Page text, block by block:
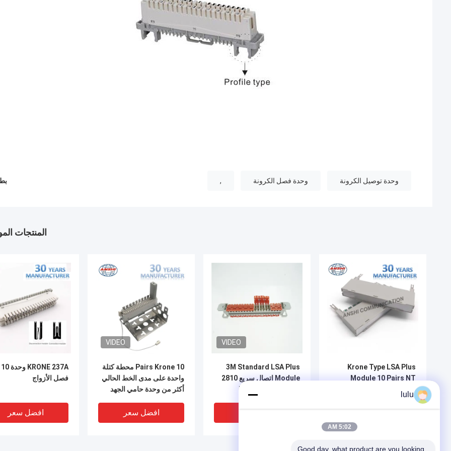
وحدة توصيل الكرونة وحدة فصل الكرونة ,
المنتجات
فصل الأزواج
افضل سعر
VIDEO
10 Pairs Krone محطة كتلة
واحدة على مدى الخط الحالي
أكثر من وحدة حامي الجهد
افضل سعر
VIDEO
3M Standard LSA Plus
Module اتصال سريع 2810
افضل سعر
Krone Type LSA Plus
Module 10 Pairs NT
Lightning Protection
Magazine
افضل سعر
lulu
5:02 AM
Good day, what product are you looking